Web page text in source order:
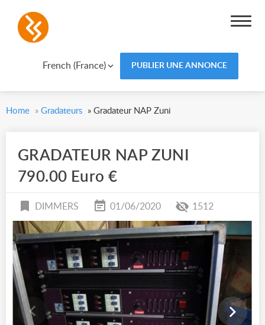
French (France) PUBLIER UNE ANNONCE
Home » Gradateurs » Gradateur NAP Zuni
GRADATEUR NAP ZUNI
790.00 Euro €
DIMMERS 01/06/2020 1512